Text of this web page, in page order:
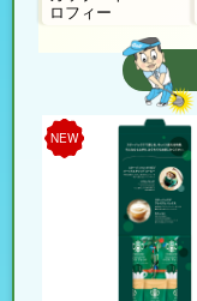
ロフィー
NEW